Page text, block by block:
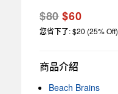
$80$60
您省下了: $20 (25% Off)
商品介紹
Beach Brains